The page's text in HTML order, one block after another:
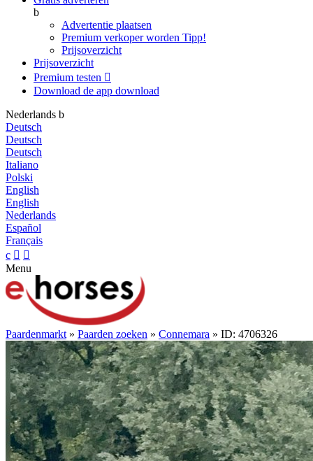
b
Advertentie plaatsen
Premium verkoper worden Tipp!
Prijsoverzicht
Prijsoverzicht
Premium testen 
Download de app download
Nederlands b
Deutsch
Deutsch
Deutsch
Italiano
Polski
English
English
Nederlands
Español
Français
c  
Menu
Paardenmarkt » Paarden zoeken » Connemara » ID: 4706326